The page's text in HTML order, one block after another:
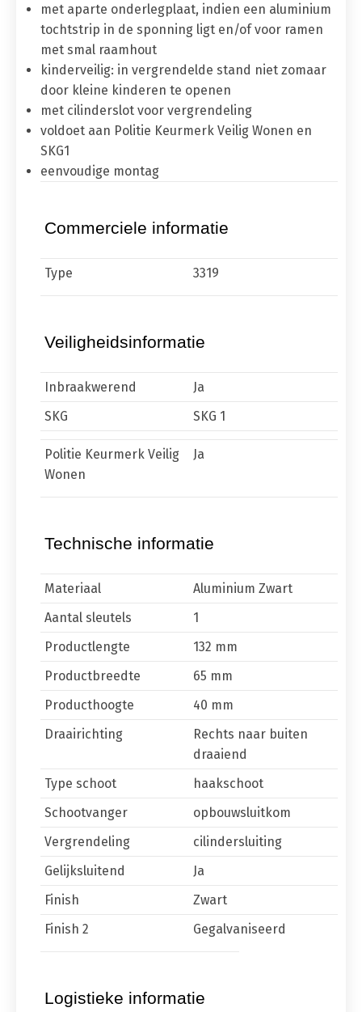
met aparte onderlegplaat, indien een aluminium
tochtstrip in de sponning ligt en/of voor ramen
met smal raamhout
kinderveilig: in vergrendelde stand niet zomaar
door kleine kinderen te openen
met cilinderslot voor vergrendeling
voldoet aan Politie Keurmerk Veilig Wonen en
SKG1
eenvoudige montag
Commerciele informatie
Type 3319
Veiligheidsinformatie
Inbraakwerend
Ja
SKG
SKG 1
Politie Keurmerk Veilig
Wonen
Ja
Technische informatie
Materiaal
Aluminium Zwart
Aantal sleutels
1
Productlengte
132 mm
Productbreedte
65 mm
Producthoogte
40 mm
Draairichting
Rechts naar buiten
draaiend
Type schoot
haakschoot
Schootvanger
opbouwsluitkom
Vergrendeling
cilindersluiting
Gelijksluitend
Ja
Finish
Zwart
Finish 2
Gegalvaniseerd
Logistieke informatie